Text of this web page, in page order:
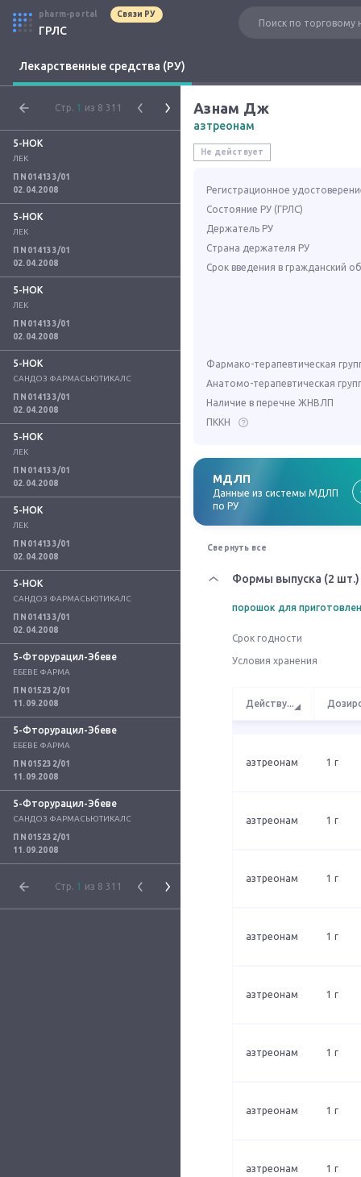
pharm-portal Связи РУ
ГРЛС
Лекарственные средства (РУ)
Стр. 1 из 8 311
5-НОК
ЛЕК
П N014133/01
02.04.2008
5-НОК
ЛЕК
П N014133/01
02.04.2008
5-НОК
ЛЕК
П N014133/01
02.04.2008
5-НОК
САНДОЗ ФАРМАСЬЮТИКАЛС
П N014133/01
02.04.2008
5-НОК
ЛЕК
П N014133/01
02.04.2008
5-НОК
ЛЕК
П N014133/01
02.04.2008
5-НОК
САНДОЗ ФАРМАСЬЮТИКАЛС
П N014133/01
02.04.2008
5-Фторурацил-Эбеве
ЕБЕВЕ ФАРМА
П N015232/01
11.09.2008
5-Фторурацил-Эбеве
ЕБЕВЕ ФАРМА
П N015232/01
11.09.2008
5-Фторурацил-Эбеве
САНДОЗ ФАРМАСЬЮТИКАЛС
П N015232/01
11.09.2008
Стр. 1 из 8 311
Азнам Дж
азтреонам
Не действует
Регистрационное
Состояние РУ (ГРЛС)
Держатель РУ
Страна держателя РУ
Срок введения в гражданский
Фармако-терапевтическая
Анатомо-терапевтическая
Наличие в перечне ЖНВЛП
ПККН
МДЛП
Данные из системы МДЛП
по РУ
Свернуть все
Формы выпуска (2 шт.)
порошок для
Срок годности
Условия хранения
Действу...
азтреонам 1 г
азтреонам 1 г
азтреонам 1 г
азтреонам 1 г
азтреонам 1 г
азтреонам 1 г
азтреонам 1 г
азтреонам 1 г